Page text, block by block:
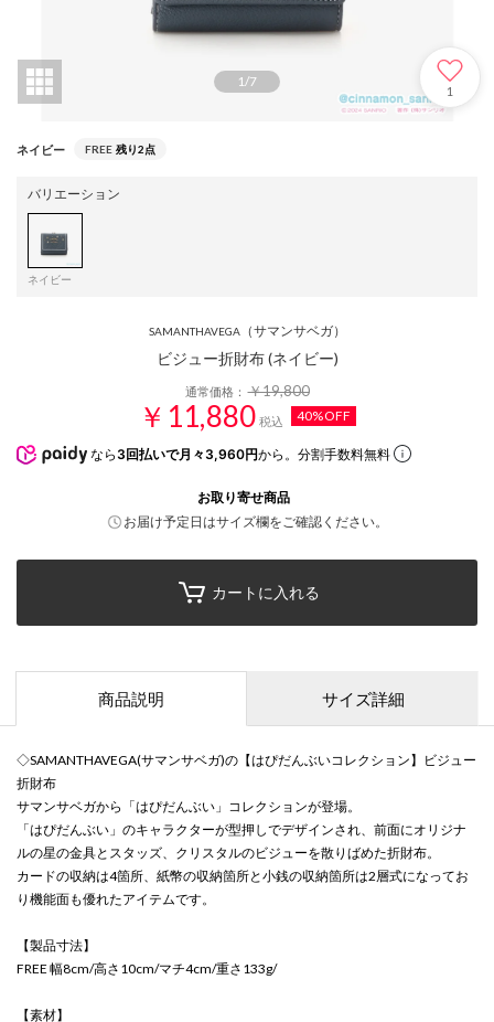
1/7
1
ネイビー FREE 残り2点
バリエーション
ネイビー
SAMANTHAVEGA（サマンサベガ）
ビジュー折財布 (ネイビー)
通常価格：￥19,800
￥11,880 税込 40%OFF
なら 3回払いで月々3,960円から。分割手数料無料
お取り寄せ商品
お届け予定日はサイズ欄をご確認ください。
カートに入れる
商品説明 サイズ詳細
◇SAMANTHAVEGA(サマンサベガ)の【はぴだんぶいコレクション】ビジュー
折財布
サマンサベガから「はぴだんぶい」コレクションが登場。
「はぴだんぶい」のキャラクターが型押しでデザインされ、前面にオリジナ
ルの星の金具とスタッズ、クリスタルのビジューを散りばめた折財布。
カードの収納は4箇所、紙幣の収納箇所と小銭の収納箇所は2層式になってお
り機能面も優れたアイテムです。
【製品寸法】
FREE 幅8cm/高さ10cm/マチ4cm/重さ133g/
【素材】